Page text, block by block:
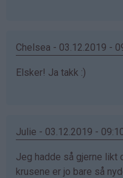
Chelsea - 03.12.2019 -
Elsker! Ja takk :)
Julie - 03.12.2019 -
Jeg hadde så gjerne likt
krusene er jo bare så